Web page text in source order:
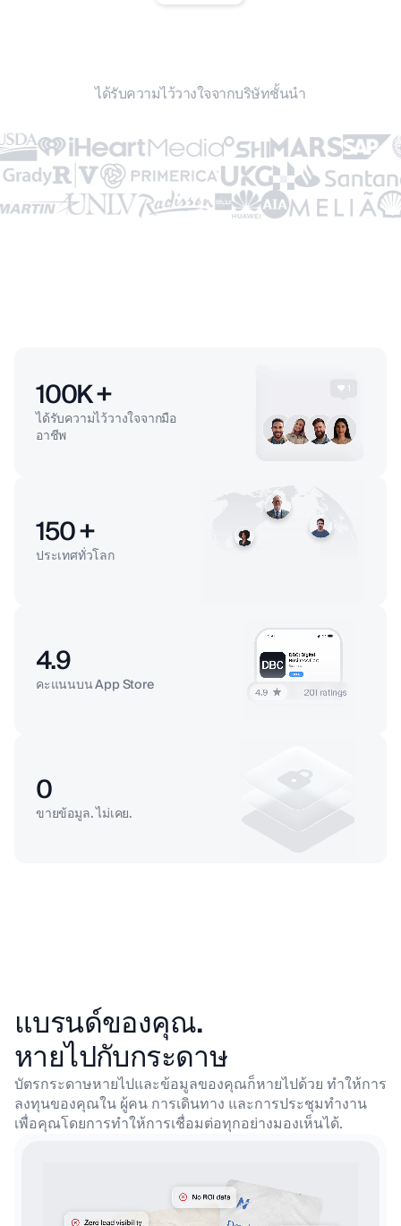
ได้รับความไว้วางใจจากบริษัทชั้นนำ
100K +
ได้รับความไว้วางใจจากมือ
อาชีพ
150+
ประเทศทั่วโลก
4.9
คะแนนบน App Store
0
ขายข้อมูล. ไม่เคย.
แบรนด์ของคุณ.
หายไปกับกระดาษ
บัตรกระดาษหายไปและข้อมูลของคุณก็หายไปด้วย ทำให้การ
ลงทุนของคุณในผู้คน การเดินทาง และการประชุมทำงาน
เพื่อคุณโดยการทำให้การเชื่อมต่อทุกอย่างมองเห็นได้.